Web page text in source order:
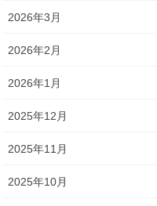
2026年3月
2026年2月
2026年1月
2025年12月
2025年11月
2025年10月